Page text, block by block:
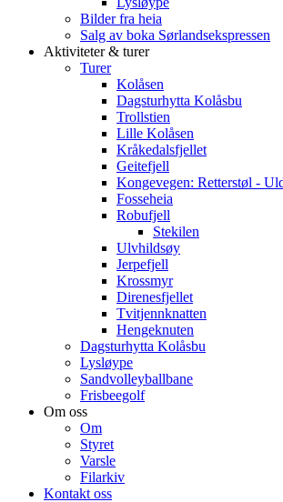
Bilder fra heia
Salg av boka Sørlandsekspressen
Aktiviteter & turer
Turer
Kolåsen
Dagsturhytta Kolåsbu
Trollstien
Lille Kolåsen
Kråkedalsfjellet
Geitefjell
Kongevegen: Retterstøl -
Fosseheia
Robufjell
Stekilen
Ulvhildsøy
Jerpefjell
Krossmyr
Direnesfjellet
Tvitjennknatten
Hengeknuten
Dagsturhytta Kolåsbu
Lysløype
Sandvolleyballbane
Frisbeegolf
Om oss
Om
Styret
Varsle
Filarkiv
Kontakt oss